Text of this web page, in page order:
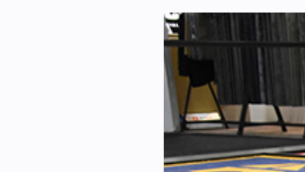
Tips oss
Ledige stillinger
eBlad